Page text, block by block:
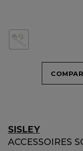
SISLEY
ACCESSOIRES